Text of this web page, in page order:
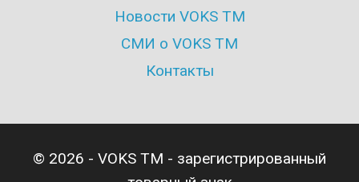
Новости VOKS TM
СМИ о VOKS TM
Контакты
© 2026 - VOKS TM - зарегистрированный